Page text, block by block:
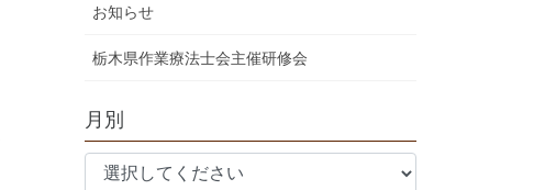
お知らせ
栃木県作業療法士会主催研修会
月別